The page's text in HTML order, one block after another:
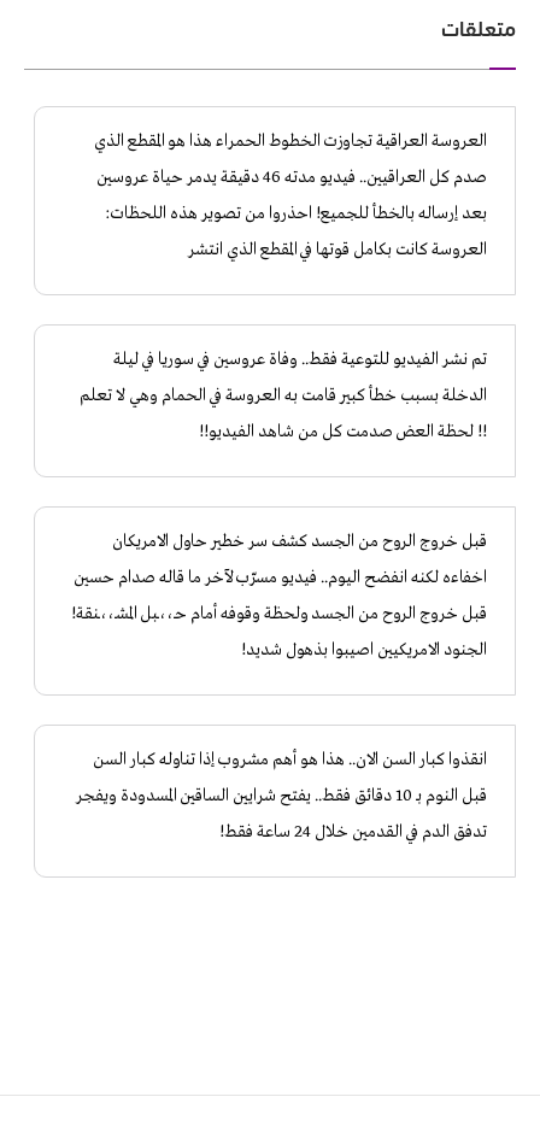
متعلقات
​العروسة العراقية تجاوزت الخطوط الحمراء هذا هو المقطع الذي
صدم كل العراقيين.. فيديو مدته 46 دقيقة يدمر حياة عروسين
بعد إرساله بالخطأ للجميع! احذروا من تصوير هذه اللحظات:
العروسة كانت بكامل قوتها في المقطع الذي انتشر
تم نشر الفيديو للتوعية فقط.. وفاة عروسين في سوريا في ليلة
الدخلة بسبب خطأ كبير قامت به العروسة في الحمام وهي لا تعلم
!! لحظة العض صدمت كل من شاهد الفيديو!!
قبل خروج الروح من الجسد كشف سر خطير حاول الامريكان
اخفاءه لكنه انفضح اليوم.. فيديو مسرّب لآخر ما قاله صدام حسين
قبل خروج الروح من الجسد ولحظة وقوفه أمام حـ،،ـبل المشـ،،ـنقة!
الجنود الامريكيين اصيبوا بذهول شديد!
انقذوا كبار السن الان.. هذا هو أهم مشروب إذا تناوله كبار السن
قبل النوم بـ 10 دقائق فقط.. يفتح شرايين الساقين المسدودة ويفجر
تدفق الدم في القدمين خلال 24 ساعة فقط!